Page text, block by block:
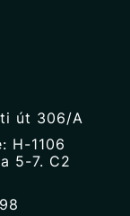
út 306/A
H-1106
5-7. C2